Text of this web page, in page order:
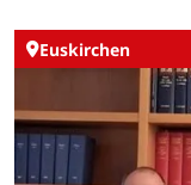
Euskirchen